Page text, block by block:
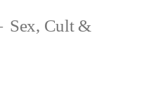
Sex, Cult &